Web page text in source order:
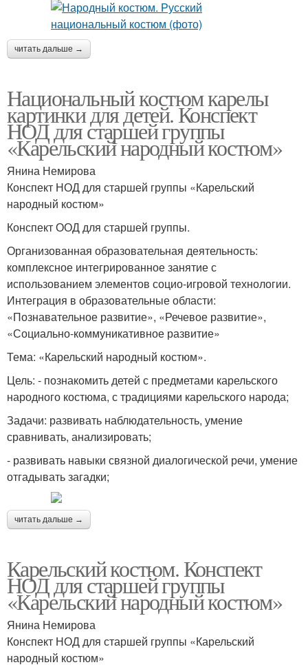
читать дальше →
Национальный костюм карелы
картинки для детей. Конспект
НОД для старшей группы
«Карельский народный костюм»
Янина Немирова
Конспект НОД для старшей группы «Карельский
народный костюм»
Конспект ООД для старшей группы.
Организованная образовательная деятельность:
комплексное интегрированное занятие с
использованием элементов социо-игровой технологии.
Интеграция в образовательные области:
«Познавательное развитие», «Речевое развитие»,
«Социально-коммуникативное развитие»
Тема: «Карельский народный костюм».
Цель: - познакомить детей с предметами карельского
народного костюма, с традициями карельского народа;
Задачи: развивать наблюдательность, умение
сравнивать, анализировать;
- развивать навыки связной диалогической речи, умение
отгадывать загадки;
читать дальше →
Карельский костюм. Конспект
НОД для старшей группы
«Карельский народный костюм»
Янина Немирова
Конспект НОД для старшей группы «Карельский
народный костюм»